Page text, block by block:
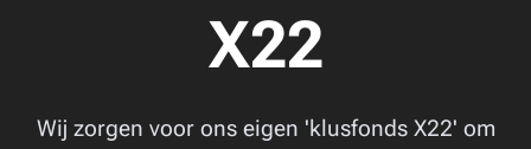
X22
Wij zorgen voor ons eigen 'klusfonds X22' om